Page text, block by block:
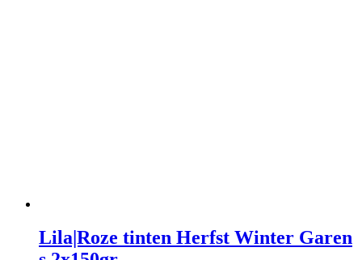
Lila|Roze tinten Herfst Winter Garen